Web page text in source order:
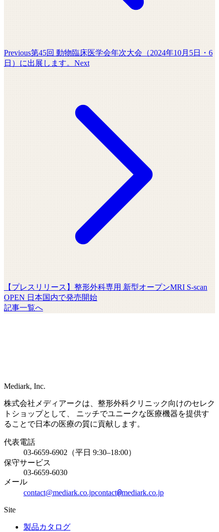
Previous第45回 動物臨床医学会年次大会（2024年10月5日・6
日）に出展します。 Next
【プレスリリース】整形外科専用 新型オープンMRI S-scan
OPEN 日本国内で発売開始
記事一覧へ
Mediark, Inc.
株式会社メディアークは、整形外科クリニック向けのセレク
トショップとして、 ニッチでユニークな医療機器を提供す
ることで日本の医療の質に貢献します。
代表電話
03-6659-6902（平日 9:30–18:00）
保守サービス
03-6659-6030
メール
contact@mediark.co.jpcontact@mediark.co.jp
Site
製品カタログ